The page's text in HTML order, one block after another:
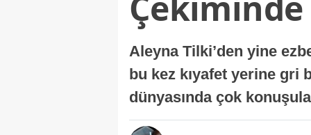
Aleyna Tilki’den yine
bu kez kıyafet yerine gri
dünyasında çok